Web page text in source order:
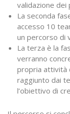
validazione
La seconda
accesso 10
un percorso di
La terza è la
verranno
propria attività
raggiunto dai
l’obiettivo di